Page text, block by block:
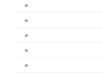
»
»
»
»
»